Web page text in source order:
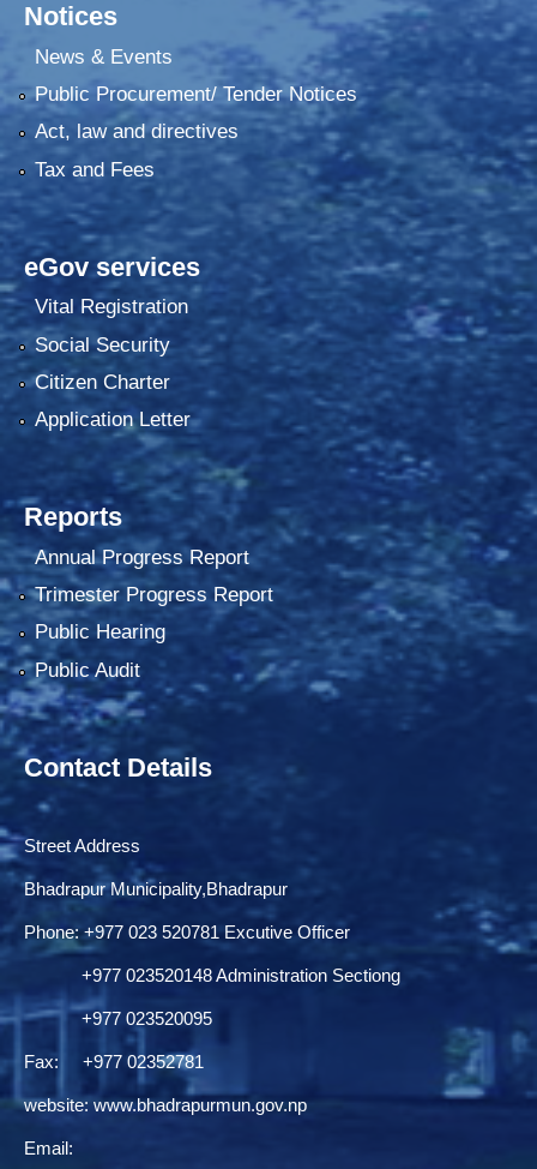
Notices
News & Events
Public Procurement/ Tender Notices
Act, law and directives
Tax and Fees
eGov services
Vital Registration
Social Security
Citizen Charter
Application Letter
Reports
Annual Progress Report
Trimester Progress Report
Public Hearing
Public Audit
Contact Details
Street Address
Bhadrapur Municipality,Bhadrapur
Phone: ‌+977 023 520781 Excutive Officer
+977 023520148 Administration Sectiong
+977 023520095
Fax: +977 02352781
website: www.bhadrapurmun.gov.np
Email: